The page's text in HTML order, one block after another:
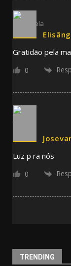
Gratidão pela
0
Luz p ra nós
0
TRENDING